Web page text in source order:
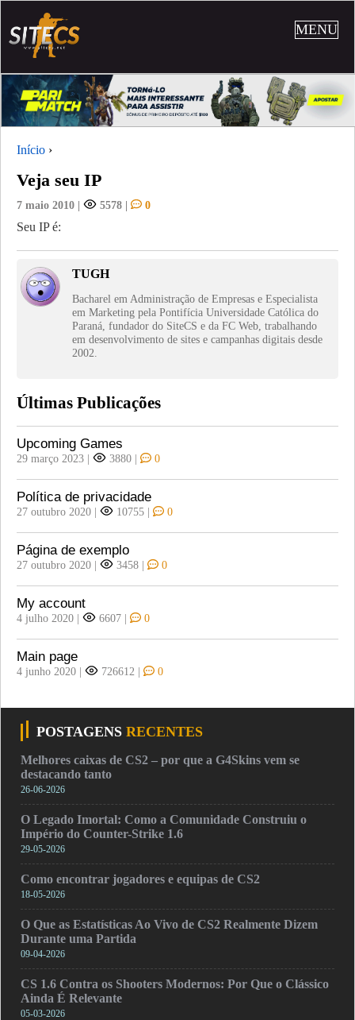
MENU
Início ›
Veja seu IP
7 maio 2010 | 5578 | 0
Seu IP é:
TUGH
Bacharel em Administração de Empresas e Especialista
em Marketing pela Pontifícia Universidade Católica do
Paraná, fundador do SiteCS e da FC Web, trabalhando
em desenvolvimento de sites e campanhas digitais desde
2002.
Últimas Publicações
Upcoming Games
29 março 2023 | 3880 | 0
Política de privacidade
27 outubro 2020 | 10755 | 0
Página de exemplo
27 outubro 2020 | 3458 | 0
My account
4 julho 2020 | 6607 | 0
Main page
4 junho 2020 | 726612 | 0
POSTAGENS RECENTES
Melhores caixas de CS2 – por que a G4Skins vem se
destacando tanto
26-06-2026
O Legado Imortal: Como a Comunidade Construiu o
Império do Counter-Strike 1.6
29-05-2026
Como encontrar jogadores e equipas de CS2
18-05-2026
O Que as Estatísticas Ao Vivo de CS2 Realmente Dizem
Durante uma Partida
09-04-2026
CS 1.6 Contra os Shooters Modernos: Por Que o Clássico
Ainda É Relevante
05-03-2026